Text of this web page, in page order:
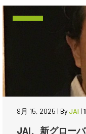
9月 15, 2025 | ByJAI |
JAI、新グロー